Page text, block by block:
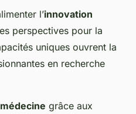
l’innovation
perspectives pour la
uniques ouvrent la
en recherche
médecine grâce aux